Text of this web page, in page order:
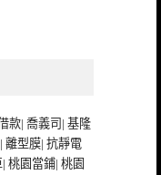
款| 喬義司 | 基隆
| 離型膜| 抗靜電
| 桃園當鋪| 桃園